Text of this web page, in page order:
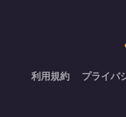
利用規約 プライバ